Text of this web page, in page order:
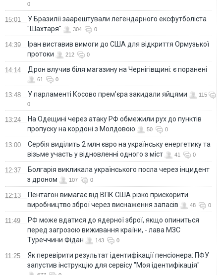
0
15:01
У Бразилії заарештували легендарного ексфутболіста
"Шахтаря"
304 0
14:39
Іран виставив вимоги до США для відкриття Ормузької
протоки
212 0
14:14 Дрон влучив біля магазину на Чернігівщині: є поранені
61 0
13:48 У парламенті Косово прем'єра закидали яйцями
115
0
13:24
На Одещині через атаку РФ обмежили рух до пунктів
пропуску на кордоні з Молдовою
50 0
13:00
Сербія виділить 2 млн євро на українську енергетику та
візьме участь у відновленні одного з міст
41 0
12:37
Болгарія викликала українського посла через інцидент
з дроном
107 0
12:13
Пентагон вимагає від ВПК США різко прискорити
виробництво зброї через виснаження запасів
48 0
11:49
РФ може вдатися до ядерної зброї, якщо опиниться
перед загрозою виживання країни, - лава МЗС
Туреччини Фідан
143 0
11:25
Як перевірити результат ідентифікації пенсіонера: ПФУ
запустив інструкцію для сервісу "Моя ідентифікація"